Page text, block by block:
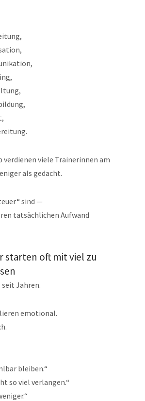
verdienen viele Trainerinnen am
als gedacht.
sind —
tatsächlichen Aufwand
starten oft mit viel zu
seit Jahren.
emotional.
bleiben.“
so viel verlangen.“